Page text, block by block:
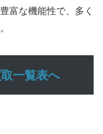
富な機能性で、多く
一覧表へ